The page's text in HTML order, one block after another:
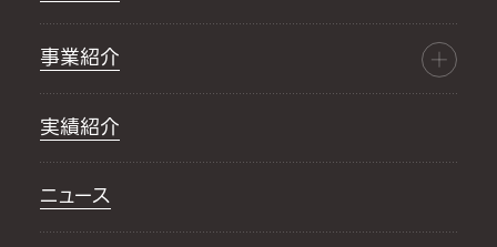
事業紹介
実績紹介
ニュース